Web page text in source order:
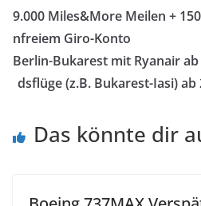
9.000 Miles&More Meilen +
nfreiem Giro-Konto
Berlin-Bukarest mit Ryanair
dsflüge (z.B. Bukarest-Iasi)
Das könnte dir